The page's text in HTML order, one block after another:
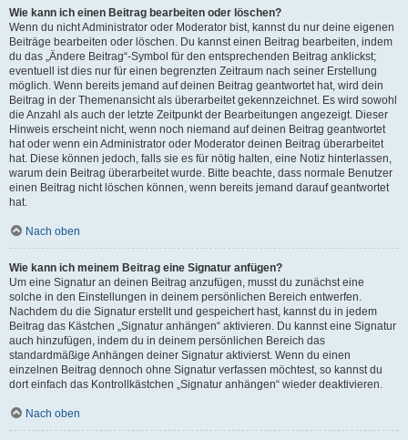
Wie kann ich einen Beitrag bearbeiten oder löschen?
Wenn du nicht Administrator oder Moderator bist, kannst du nur deine eigenen
Beiträge bearbeiten oder löschen. Du kannst einen Beitrag bearbeiten, indem
du das „Ändere Beitrag“-Symbol für den entsprechenden Beitrag anklickst;
eventuell ist dies nur für einen begrenzten Zeitraum nach seiner Erstellung
möglich. Wenn bereits jemand auf deinen Beitrag geantwortet hat, wird dein
Beitrag in der Themenansicht als überarbeitet gekennzeichnet. Es wird sowohl
die Anzahl als auch der letzte Zeitpunkt der Bearbeitungen angezeigt. Dieser
Hinweis erscheint nicht, wenn noch niemand auf deinen Beitrag geantwortet
hat oder wenn ein Administrator oder Moderator deinen Beitrag überarbeitet
hat. Diese können jedoch, falls sie es für nötig halten, eine Notiz hinterlassen,
warum dein Beitrag überarbeitet wurde. Bitte beachte, dass normale Benutzer
einen Beitrag nicht löschen können, wenn bereits jemand darauf geantwortet
hat.
Nach oben
Wie kann ich meinem Beitrag eine Signatur anfügen?
Um eine Signatur an deinen Beitrag anzufügen, musst du zunächst eine
solche in den Einstellungen in deinem persönlichen Bereich entwerfen.
Nachdem du die Signatur erstellt und gespeichert hast, kannst du in jedem
Beitrag das Kästchen „Signatur anhängen“ aktivieren. Du kannst eine Signatur
auch hinzufügen, indem du in deinem persönlichen Bereich das
standardmäßige Anhängen deiner Signatur aktivierst. Wenn du einen
einzelnen Beitrag dennoch ohne Signatur verfassen möchtest, so kannst du
dort einfach das Kontrollkästchen „Signatur anhängen“ wieder deaktivieren.
Nach oben